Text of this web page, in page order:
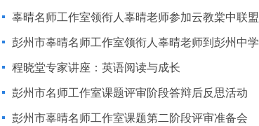
辜晴名师工作室领衔人辜晴老师参加云教棠中联盟校学术年会“同课异构”教研活动
彭州市辜晴名师工作室领衔人辜晴老师到彭州中学指导工作
程晓堂专家讲座：英语阅读与成长
彭州市名师工作室课题评审阶段答辩后反思活动
彭州市辜晴名师工作室课题第二阶段评审准备会